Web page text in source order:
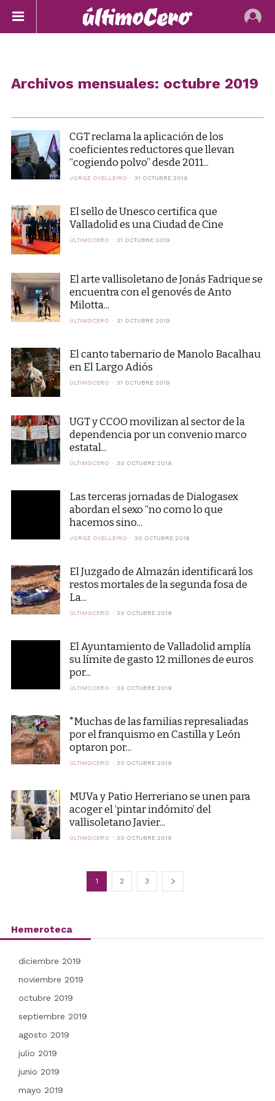
Archivos mensuales: octubre 2019
CGT reclama la aplicación de los
coeficientes reductores que llevan
“cogiendo polvo” desde 2011...
JORGE OVELLEIRO 31 OCTUBRE 2019
El sello de Unesco certifica que
Valladolid es una Ciudad de Cine
ÚLTIMOCERO 31 OCTUBRE 2019
El arte vallisoletano de Jonás Fadrique se
encuentra con el genovés de Anto
Milotta...
ÚLTIMOCERO 31 OCTUBRE 2019
El canto tabernario de Manolo Bacalhau
en El Largo Adiós
ÚLTIMOCERO 31 OCTUBRE 2019
UGT y CCOO movilizan al sector de la
dependencia por un convenio marco
estatal...
ÚLTIMOCERO 30 OCTUBRE 2019
Las terceras jornadas de Dialogasex
abordan el sexo “no como lo que
hacemos sino...
JORGE OVELLEIRO 30 OCTUBRE 2019
El Juzgado de Almazán identificará los
restos mortales de la segunda fosa de
La...
ÚLTIMOCERO 30 OCTUBRE 2019
El Ayuntamiento de Valladolid amplía
su límite de gasto 12 millones de euros
por...
ÚLTIMOCERO 30 OCTUBRE 2019
"Muchas de las familias represaliadas
por el franquismo en Castilla y León
optaron por...
ÚLTIMOCERO 30 OCTUBRE 2019
MUVa y Patio Herreriano se unen para
acoger el ‘pintar indómito’ del
vallisoletano Javier...
ÚLTIMOCERO 30 OCTUBRE 2019
1 2 3
Hemeroteca
diciembre 2019
noviembre 2019
octubre 2019
septiembre 2019
agosto 2019
julio 2019
junio 2019
mayo 2019